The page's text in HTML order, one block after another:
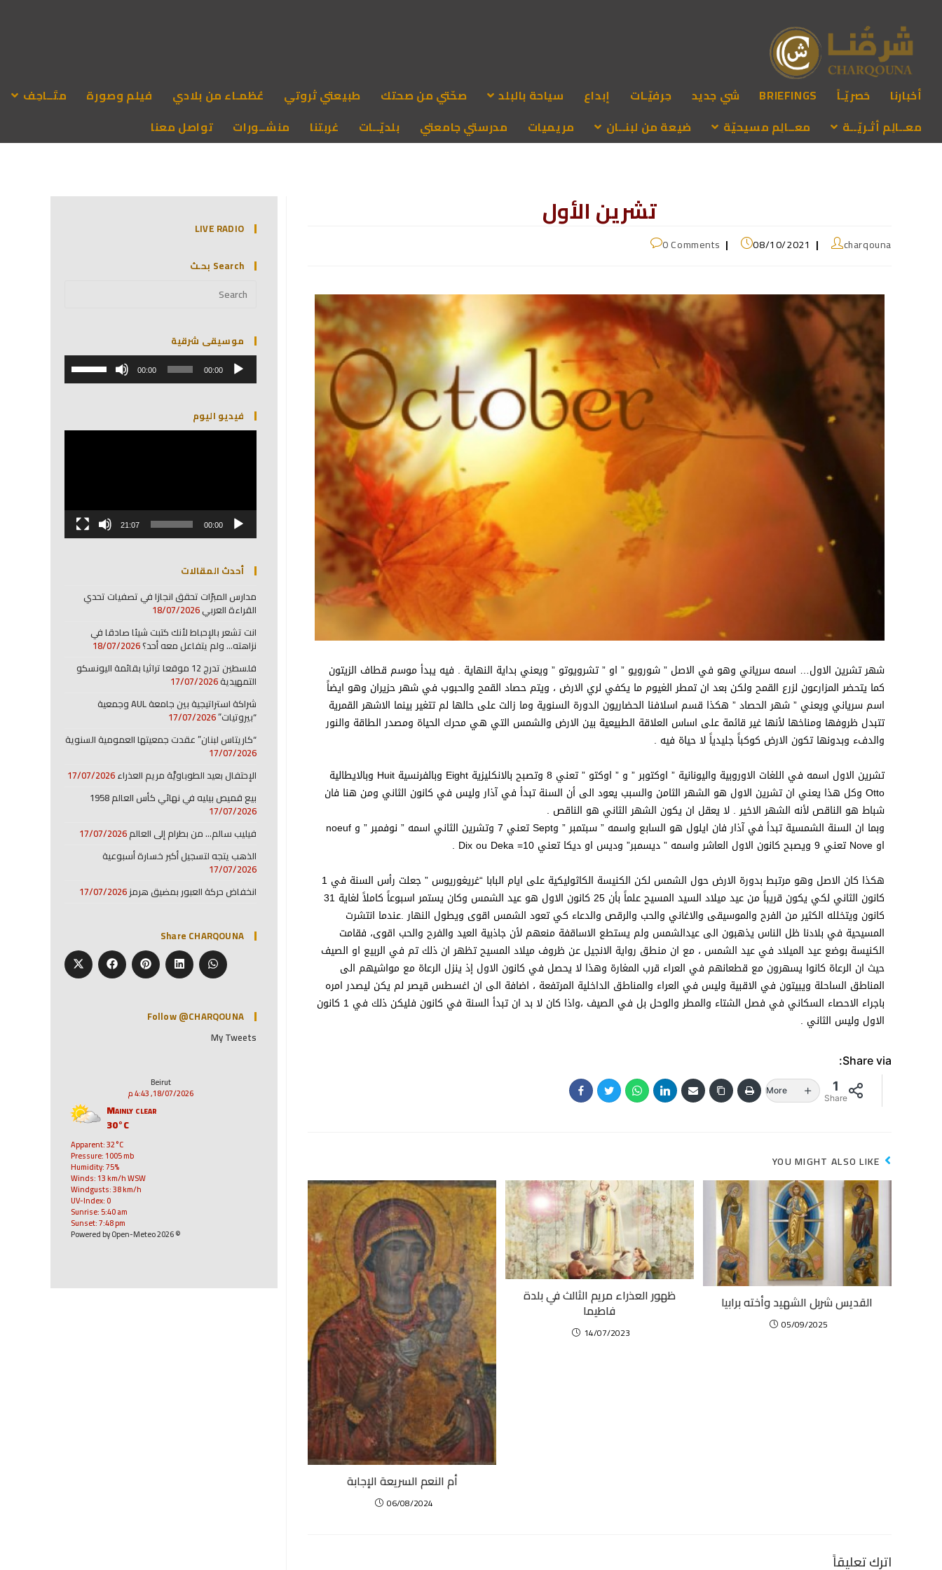
أخبارنا حَصريّـاً BRIEFINGS شي جديد حِرفيّـات إبداع سياحة بالبلد صحّتي من صحتك طبيعتي ثروتي عُظمـاء من بلادي فيلم وصورة
متَــاحِف
معــالِم أثـريّــة
معــالِم مسيحيّة ضيعة من لبنــان مريميات مدرستي جامعتي بلديّــات غربتنا منشــورات تواصل معنا
تشرين الأول
charqouna
08/10/2021
0 Comments
شهر تشرين الاول… اسمه سرياني وهو في الاصل ” شورويو ” او ” تشرويوتو ” ويعني بداية النهاية . فيه يبدأ موسم قطاف الزيتون
كما يتحضر المزارعون لزرع القمح ولكن بعد ان تمطر الغيوم ما يكفي لري الارض ، ويتم حصاد القمح والحبوب في شهر حزيران وهو ايضاً
اسم سرياني ويعني ” شهر الحصاد ” هكذا قسم اسلافنا الحضاريون الدورة السنوية وما زالت على حالها لم تتغير بينما الاشهر القمرية
تتبدل ظروفها ومناخها لأنها غير قائمة على اساس العلاقة الطبيعية بين الارض والشمس التي هي محرك الحياة ومصدر الطاقة والنور
والدفء وبدونها تكون الارض كوكباً جليدياً لا حياة فيه .
تشرين الاول اسمه في اللغات الاوروبية واليونانية ” اوكتوبر ” و ” اوكتو ” تعني 8 وتصبح بالانكليزية Eight وبالفرنسية Huit وبالايطالية
Otto وكل هذا يعني ان تشرين الاول هو الشهر الثامن والسبب يعود الى أن السنة تبدأ في آذار وليس في كانون الثاني ومن هنا فان
شباط هو الناقص لأنه الشهر الاخير . لا يعقل ان يكون الشهر الثاني هو الناقص .
وبما ان السنة الشمسية تبدأ في آذار فان ايلول هو السابع واسمه ” سبتمبر ” وSept تعني 7 وتشرين الثاني اسمه ” نوفمبر ” و noeuf
او Nove تعني 9 ويصبح كانون الاول العاشر واسمه ” ديسمبر” وديس او ديكا تعني 10= Dix ou Deka .
هكذا كان الاصل وهو مرتبط بدورة الارض حول الشمس لكن الكنيسة الكاثوليكية على ايام البابا “غريغوريوس ” جعلت رأس السنة في 1
كانون الثاني لكي يكون قريباً من عيد ميلاد السيد المسيح علماً بأن 25 كانون الاول هو عيد الشمس وكان يستمر اسبوعاً كاملاً لغاية 31
كانون ويتخلله الكثير من الفرح والموسيقى والاغاني والحب والرقص والدعاء كي تعود الشمس اقوى ويطول النهار .عندما انتشرت
المسيحية في بلادنا ظل الناس يذهبون الى عيدالشمس ولم يستطع الاساقفة منعهم لأن جاذبية العيد والفرح والحب اقوى، فقامت
الكنيسة بوضع عيد الميلاد في عيد الشمس ، مع ان منطق رواية الانجيل عن ظروف ميلاد المسيح تظهر ان ذلك تم في الربيع او الصيف
حيث ان الرعاة كانوا يسهرون مع قطعانهم في العراء قرب المغارة وهذا لا يحصل في كانون الاول إذ ينزل الرعاة مع مواشيهم الى
المناطق الساحلة ويبيتون في الاقبية وليس في العراء والمناطق الداخلية المرتفعة ، اضافة الى ان اغسطس قيصر لم يكن ليصدر امره
باجراء الاحصاء السكاني في فصل الشتاء والمطر والوحل بل في الصيف ،واذا كان لا بد ان تبدأ السنة في كانون فليكن ذلك في 1 كانون
الاول وليس الثاني .
Share via:
1
Share
More
YOU MIGHT ALSO LIKE
أم النعم السريعة الإجابة
06/08/2024
ظهور العذراء مريم الثالث في بلدة
فاطيما
14/07/2023
القديس شربل الشهيد وأخته برابيا
05/09/2025
اترك تعليقاً
LIVE RADIO
Search بحـث
موسيقى شرقية
مشغل
الصوت 00:00
00:00
مفاتيح
لزيادة
فيديو اليوم
مشغل
00:00
21:07
أحدث المقالات
مدارس المبرّات تحقق انجازا في تصفيات تحدي
القراءة العربي18/07/2026
انت تشعر بالإحباط لأنك كتبت شيئا صادقا في
نزاهته… ولم يتفاعل معه أحد؟18/07/2026
فلسطين تدرج 12 موقعا تراثيا بقائمة اليونسكو
التمهيدية17/07/2026
شراكة استراتيجية بين جامعة AUL وجمعية
“بيروتيات”17/07/2026
“كاريتاس لبنان” عقدت جمعيتها العمومية السنوية
17/07/2026
الإحتفال بعيد الطوباويَّة مريم العذراء17/07/2026
بيع قميص بيليه في نهائي كأس العالم 1958
17/07/2026
فيليب سالم… من بطرام إلى العالم17/07/2026
الذهب يتجه لتسجيل أكبر خسارة أسبوعية
17/07/2026
انخفاض حركة العبور بمضيق هرمز17/07/2026
Share CHARQOUNA
Follow @CHARQOUNA
My Tweets
Beirut
18/07/2026, 4:43 م
Mainly clear
30°C
Apparent: 32°C
Pressure: 1005 mb
Humidity: 75%
Winds: 13 km/h WSW
Windgusts: 38 km/h
UV-Index: 0
Sunrise: 5:40 am
Sunset: 7:48 pm
© 2026 Powered by Open-Meteo